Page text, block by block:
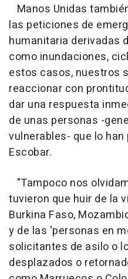
Manos Unidas
las peticiones de
humanitaria derivadas
como inundaciones,
estos casos, nuestros
reaccionar con
dar una respuesta
de unas personas -
vulnerables- que lo
Escobar.
"Tampoco nos
tuvieron que huir de la
Burkina Faso,
y de las 'personas en
solicitantes de asilo o
desplazados o